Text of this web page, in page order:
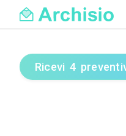
Ricevi 4